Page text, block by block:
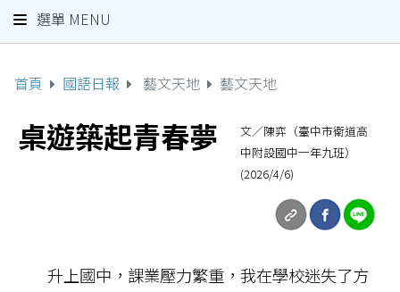
選單 MENU
首頁 國語日報 藝文天地 藝文天地
桌遊築起青春夢
文／陳弈（臺中市衛道高
中附設國中一年九班）
(2026/4/6)
升上國中，課業壓力繁重，我在學校迷失了方